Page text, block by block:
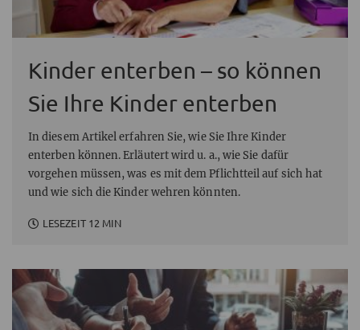
Kinder enterben – so können
Sie Ihre Kinder enterben
In diesem Artikel erfahren Sie, wie Sie Ihre Kinder
enterben können. Erläutert wird u. a., wie Sie dafür
vorgehen müssen, was es mit dem Pflichtteil auf sich hat
und wie sich die Kinder wehren könnten.
LESEZEIT 12 MIN